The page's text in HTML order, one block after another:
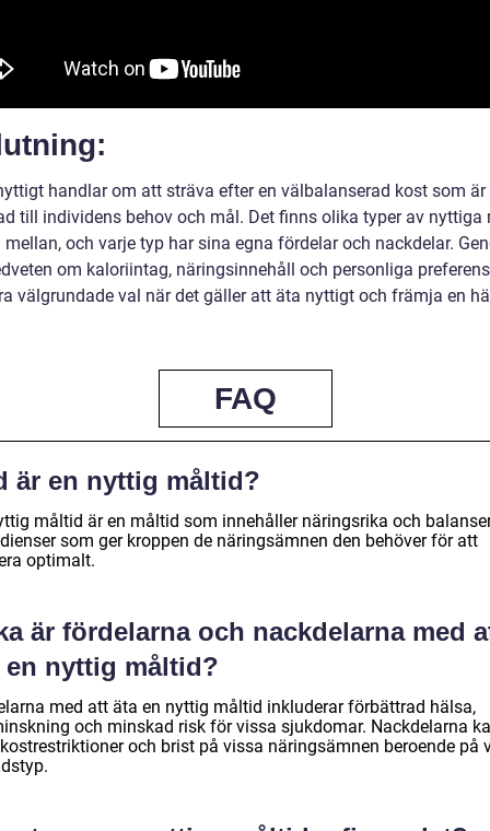
handlar om att sträva efter en välbalanserad kost som är
till individens behov och mål. Det finns olika typer av nyttiga
och varje typ har sina egna fördelar och nackdelar.
om kaloriintag, näringsinnehåll och personliga
välgrundade val när det gäller att äta nyttigt och främja en
FAQ
är en nyttig måltid?
måltid är en måltid som innehåller näringsrika och
som ger kroppen de näringsämnen den behöver för att
optimalt.
är fördelarna och nackdelarna med
en nyttig måltid?
med att äta en nyttig måltid inkluderar förbättrad hälsa,
och minskad risk för vissa sjukdomar. Nackdelarna
och brist på vissa näringsämnen beroende på